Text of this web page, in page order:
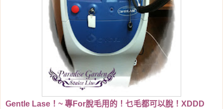
Gentle Lase！~ 專For脫毛用的！乜毛都可以脫！XDDD